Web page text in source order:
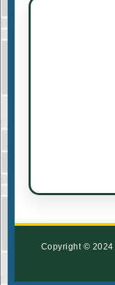
Copyright © 2024